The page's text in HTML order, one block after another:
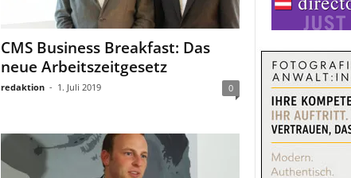
CMS Business Breakfast: Das
neue Arbeitszeitgesetz
redaktion - 1. Juli 2019 0